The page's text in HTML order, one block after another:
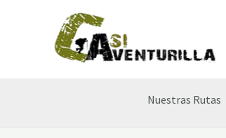
Nuestras Rutas